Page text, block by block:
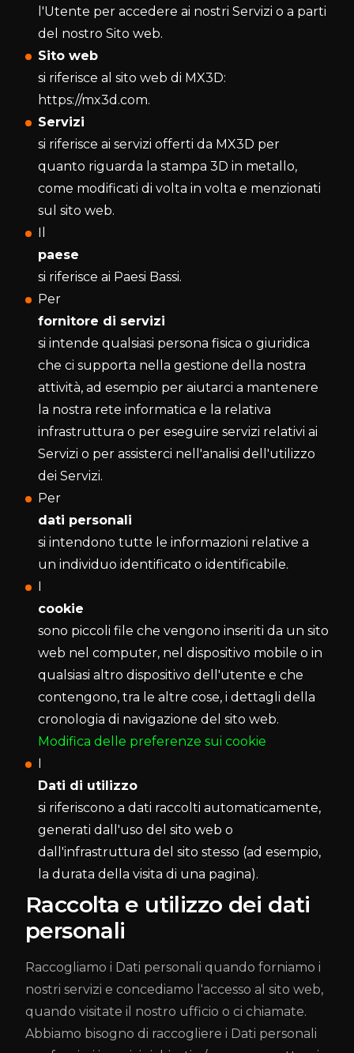
l'Utente per accedere ai nostri Servizi o a parti
del nostro Sito web.
Sito web
si riferisce al sito web di MX3D:
https://mx3d.com.
Servizi
si riferisce ai servizi offerti da MX3D per
quanto riguarda la stampa 3D in metallo,
come modificati di volta in volta e menzionati
sul sito web.
paese
si riferisce ai Paesi Bassi.
Per
fornitore di servizi
si intende qualsiasi persona fisica o giuridica
che ci supporta nella gestione della nostra
attività, ad esempio per aiutarci a mantenere
la nostra rete informatica e la relativa
infrastruttura o per eseguire servizi relativi ai
Servizi o per assisterci nell'analisi dell'utilizzo
dei Servizi.
Per
dati personali
si intendono tutte le informazioni relative a
un individuo identificato o identificabile.
cookie
sono piccoli file che vengono inseriti da un sito
web nel computer, nel dispositivo mobile o in
qualsiasi altro dispositivo dell'utente e che
contengono, tra le altre cose, i dettagli della
cronologia di navigazione del sito web.
Modifica delle preferenze sui cookie
Dati di utilizzo
si riferiscono a dati raccolti automaticamente,
generati dall'uso del sito web o
dall'infrastruttura del sito stesso (ad esempio,
la durata della visita di una pagina).
Raccolta e utilizzo dei dati
personali
Raccogliamo i Dati personali quando forniamo i
nostri servizi e concediamo l'accesso al sito web,
quando visitate il nostro ufficio o ci chiamate.
Abbiamo bisogno di raccogliere i Dati personali